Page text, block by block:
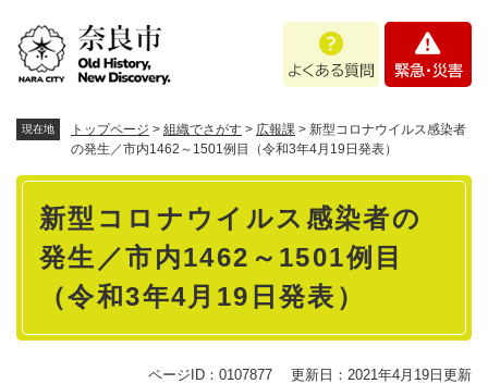
あ
問
・
現在地 トップページ > 組織でさがす > 広報課 > 新型コロナウイルス感染者
の発生／市内1462～1501例目（令和3年4月19日発表）
本
新型コロナウイルス感染者の
発生／市内1462～1501例目
（令和3年4月19日発表）
ページID：0107877 更新日：2021年4月19日更新